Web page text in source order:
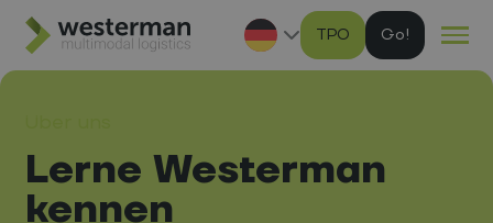
TPO
Lerne Westerman
kennen
Ga naar hoofdinhoud